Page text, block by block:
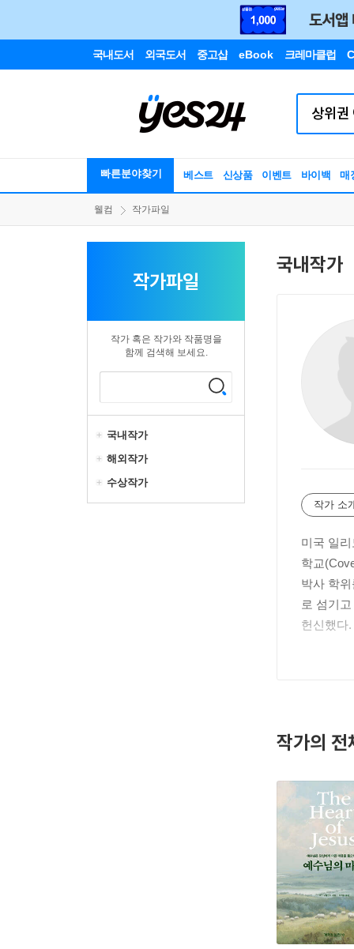
국내도서 외국도서 중고샵 eBook 크레마클럽
빠른분야찾기 베스트 신상품 이벤트 바이백 매
웰컴 작가파일
작가파일
작가 혹은 작가와 작품명을
함께 검색해 보세요.
국내작가
해외작가
수상작가
국내작가
작가 소
미국 일
학교
박사 학
로 섬기
헌신했다
들에 이
작가의 전